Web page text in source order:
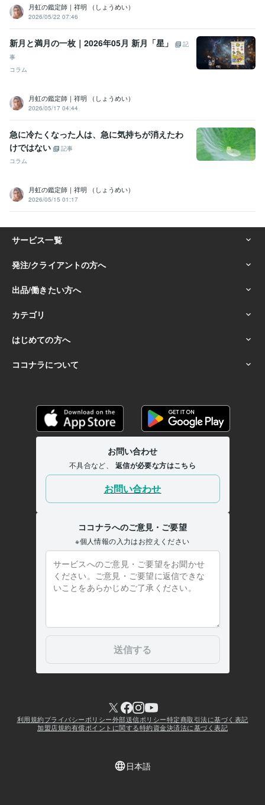
学歴
東京理科大学 1996年3月 ~ 2000年2月
月虹の鑑定師｜祥明 （しょうめい）
2026/05/22 07:46
新月と満月の一枚｜2026年05月 新月「星」
記
事
コラム
月虹の鑑定師｜祥明 （しょうめい）
2026/05/17 04:44
急に冷たくなった人は、急に気持ちが消えたわ
けではない
記事
コラム
月虹の鑑定師｜祥明 （しょうめい）
2026/05/15 01:17